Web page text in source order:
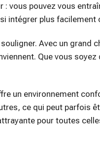
vous pouvez vous
intégrer plus
Avec un
Que vous
un environnement
ce qui peut parfois
pour toutes